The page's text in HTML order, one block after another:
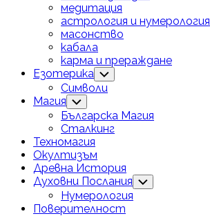
медитация
астрология и нумерология
масонство
кабала
карма и прераждане
Езотерика Toggle
Child
Menu
Символи
Магия Toggle
Child
Menu
Българска Магия
Сталкинг
Техномагия
Окултизъм
Древна История
Духовни Послания Toggle
Child
Нумерология
Поверителност